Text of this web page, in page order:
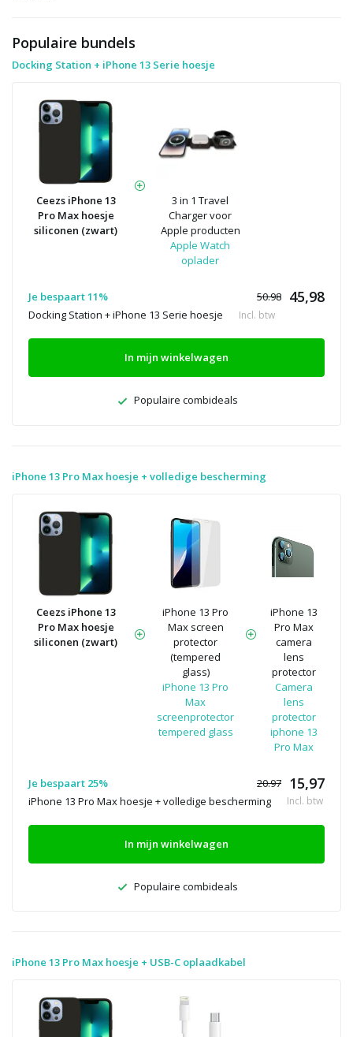
Populaire bundels
Docking Station + iPhone 13 Serie hoesje
Ceezs iPhone 13
Pro Max hoesje
siliconen (zwart)
3 in 1 Travel
Charger voor
Apple producten
Apple Watch
oplader
Je bespaart 11% 50.98 45,98
Docking Station + iPhone 13 Serie hoesje Incl. btw
In mijn winkelwagen
Populaire combideals
iPhone 13 Pro Max hoesje + volledige bescherming
Ceezs iPhone 13
Pro Max hoesje
siliconen (zwart)
iPhone 13 Pro
Max screen
protector
(tempered
glass)
iPhone 13 Pro
Max
screenprotector
tempered glass
iPhone 13
Pro Max
camera
lens
protector
Camera
lens
protector
iphone 13
Pro Max
Je bespaart 25% 20.97 15,97
iPhone 13 Pro Max hoesje + volledige bescherming Incl. btw
In mijn winkelwagen
Populaire combideals
iPhone 13 Pro Max hoesje + USB-C oplaadkabel